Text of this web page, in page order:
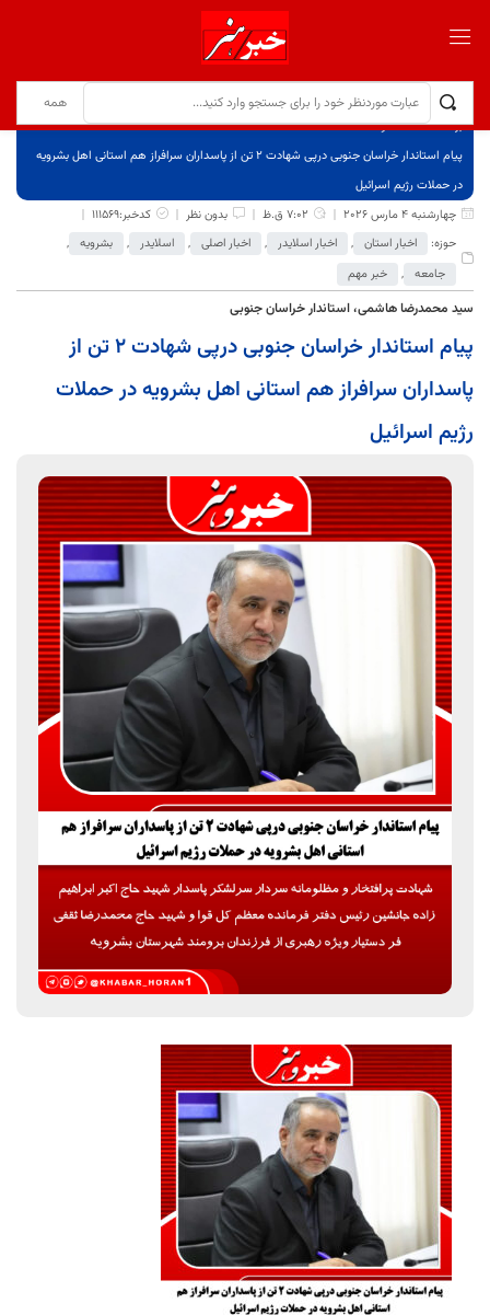
برگ نخست
نوشته‌ها
پیام استاندار خراسان جنوبی درپی شهادت ۲ تن از پاسداران سرافراز هم استانی اهل بشرویه
در حملات رژیم اسرائیل
چهارشنبه 4 مارس 2026
7:02 ق.ظ بدون نظر
کدخبر:111569
حوزه:
اخبار استان , اخبار اسلایدر , اخبار اصلی , اسلایدر , بشرویه ,
جامعه , خبر مهم
سید محمدرضا هاشمی، استاندار خراسان جنوبی
پیام استاندار خراسان جنوبی درپی شهادت ۲ تن از
پاسداران سرافراز هم استانی اهل بشرویه در حملات
رژیم اسرائیل